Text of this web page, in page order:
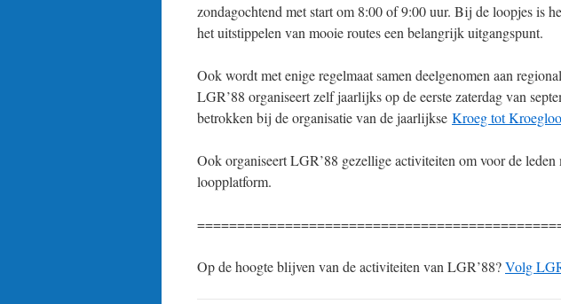
zondagochtend met start om 8:00 of 9:00 uur. Bij de loopjes is
het uitstippelen van mooie routes een belangrijk uitgangspunt.
Ook wordt met enige regelmaat samen deelgenomen aan
LGR’88 organiseert zelf jaarlijks op de eerste zaterdag van
betrokken bij de organisatie van de jaarlijkse Kroeg tot
Ook organiseert LGR’88 gezellige activiteiten om voor de leden
loopplatform.
Op de hoogte blijven van de activiteiten van LGR’88?Volg